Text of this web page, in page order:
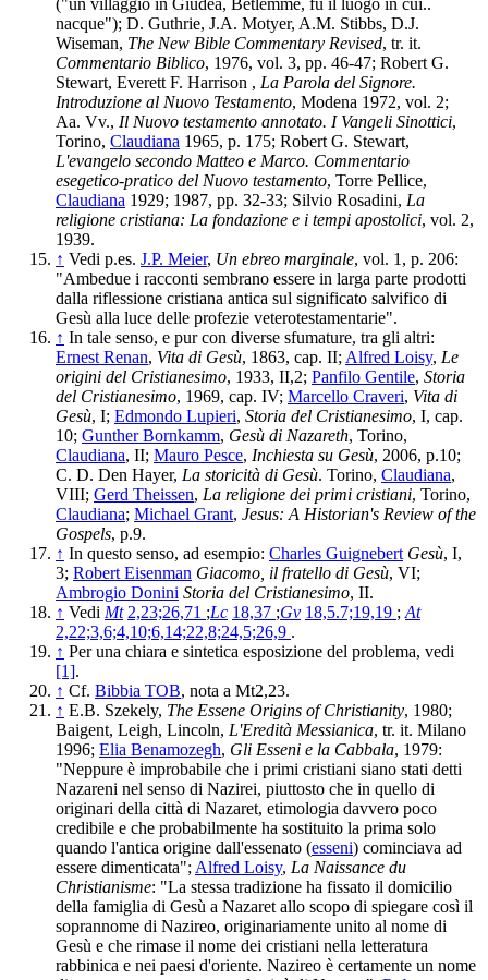
("un villaggio in Giudea, Betlemme, fu il luogo in cui..
nacque"); D. Guthrie, J.A. Motyer, A.M. Stibbs, D.J.
Wiseman, The New Bible Commentary Revised, tr. it.
Commentario Biblico, 1976, vol. 3, pp. 46-47; Robert G.
Stewart, Everett F. Harrison , La Parola del Signore.
Introduzione al Nuovo Testamento, Modena 1972, vol. 2;
Aa. Vv., Il Nuovo testamento annotato. I Vangeli Sinottici,
Torino, Claudiana 1965, p. 175; Robert G. Stewart,
L'evangelo secondo Matteo e Marco. Commentario
esegetico-pratico del Nuovo testamento, Torre Pellice,
Claudiana 1929; 1987, pp. 32-33; Silvio Rosadini, La
religione cristiana: La fondazione e i tempi apostolici, vol. 2,
1939.
↑ Vedi p.es. J.P. Meier, Un ebreo marginale, vol. 1, p. 206:
"Ambedue i racconti sembrano essere in larga parte prodotti
dalla riflessione cristiana antica sul significato salvifico di
Gesù alla luce delle profezie veterotestamentarie".
↑ In tale senso, e pur con diverse sfumature, tra gli altri:
Ernest Renan, Vita di Gesù, 1863, cap. II; Alfred Loisy, Le
origini del Cristianesimo, 1933, II,2; Panfilo Gentile, Storia
del Cristianesimo, 1969, cap. IV; Marcello Craveri, Vita di
Gesù, I; Edmondo Lupieri, Storia del Cristianesimo, I, cap.
10; Gunther Bornkamm, Gesù di Nazareth, Torino,
Claudiana, II; Mauro Pesce, Inchiesta su Gesù, 2006, p.10;
C. D. Den Hayer, La storicità di Gesù. Torino, Claudiana,
VIII; Gerd Theissen, La religione dei primi cristiani, Torino,
Claudiana; Michael Grant, Jesus: A Historian's Review of the
Gospels, p.9.
↑ In questo senso, ad esempio: Charles Guignebert Gesù, I,
3; Robert Eisenman Giacomo, il fratello di Gesù, VI;
Ambrogio Donini Storia del Cristianesimo, II.
↑ Vedi Mt 2,23;26,71 ;Lc 18,37 ;Gv 18,5.7;19,19 ; At
2,22;3,6;4,10;6,14;22,8;24,5;26,9 .
↑ Per una chiara e sintetica esposizione del problema, vedi
[1].
↑ Cf. Bibbia TOB, nota a Mt2,23.
↑ E.B. Szekely, The Essene Origins of Christianity, 1980;
Baigent, Leigh, Lincoln, L'Eredità Messianica, tr. it. Milano
1996; Elia Benamozegh, Gli Esseni e la Cabbala, 1979:
"Neppure è improbabile che i primi cristiani siano stati detti
Nazareni nel senso di Nazirei, piuttosto che in quello di
originari della città di Nazaret, etimologia davvero poco
credibile e che probabilmente ha sostituito la prima solo
quando l'antica origine dall'essenato (esseni) cominciava ad
essere dimenticata"; Alfred Loisy, La Naissance du
Christianisme: "La stessa tradizione ha fissato il domicilio
della famiglia di Gesù a Nazaret allo scopo di spiegare così il
soprannome di Nazireo, originariamente unito al nome di
Gesù e che rimase il nome dei cristiani nella letteratura
rabbinica e nei paesi d'oriente. Nazireo è certamente un nome